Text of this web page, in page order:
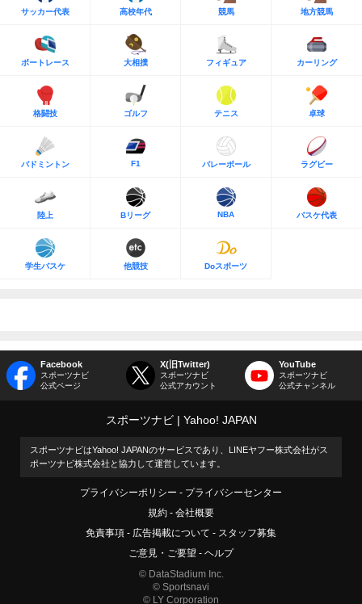
サッカー代表 高校年代 競馬 地方競馬
ボートレース 大相撲 フィギュア カーリング
格闘技 ゴルフ テニス 卓球
バドミントン F1 バレーボール ラグビー
陸上 Bリーグ NBA バスケ代表
学生バスケ 他競技 Doスポーツ
Facebook
スポーツナビ
公式ページ
X(旧Twitter)
スポーツナビ
公式アカウント
YouTube
スポーツナビ
公式チャンネル
スポーツナビ Yahoo! JAPAN
スポーツナビはYahoo! JAPANのサービスであり、LINEヤフー株式会社がス
ポーツナビ株式会社と協力して運営しています。
プライバシーポリシー
プライバシーセンター
規約
会社概要
免責事項
広告掲載について
スタッフ募集
ご意見・ご要望
ヘルプ
© DataStadium Inc.
© Sportsnavi
© LY Corporation